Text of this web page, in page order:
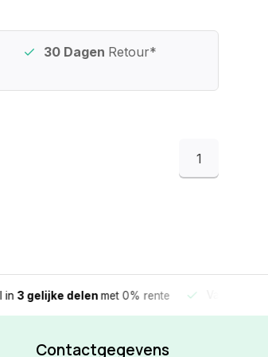
30 Dagen Retour*
1
3 gelijke delen met 0% rente Vandaag
Contactgegevens